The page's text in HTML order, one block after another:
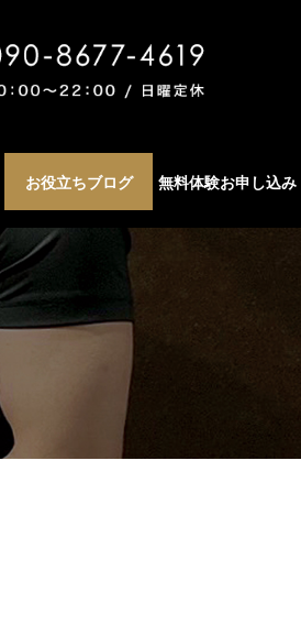
お役立ちブログ 無料体験お申し込み